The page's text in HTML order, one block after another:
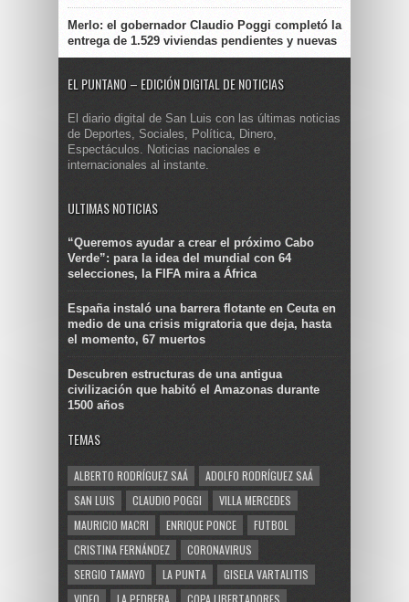
Merlo: el gobernador Claudio Poggi completó la
entrega de 1.529 viviendas pendientes y nuevas
EL PUNTANO – EDICIÓN DIGITAL DE NOTICIAS
El diario digital de San Luis con las últimas noticias
de Deportes, Sociales, Política, Dinero,
Espectáculos. Noticias nacionales e
internacionales al instante.
ULTIMAS NOTICIAS
“Queremos ayudar a crear el próximo Cabo
Verde”: para la idea del mundial con 64
selecciones, la FIFA mira a África
España instaló una barrera flotante en Ceuta en
medio de una crisis migratoria que deja, hasta
el momento, 67 muertos
Descubren estructuras de una antigua
civilización que habitó el Amazonas durante
1500 años
TEMAS
ALBERTO RODRÍGUEZ SAÁ
ADOLFO RODRÍGUEZ SAÁ
SAN LUIS
CLAUDIO POGGI
VILLA MERCEDES
MAURICIO MACRI
ENRIQUE PONCE
FUTBOL
CRISTINA FERNÁNDEZ
CORONAVIRUS
SERGIO TAMAYO
LA PUNTA
GISELA VARTALITIS
VIDEO
LA PEDRERA COPA LIBERTADORES